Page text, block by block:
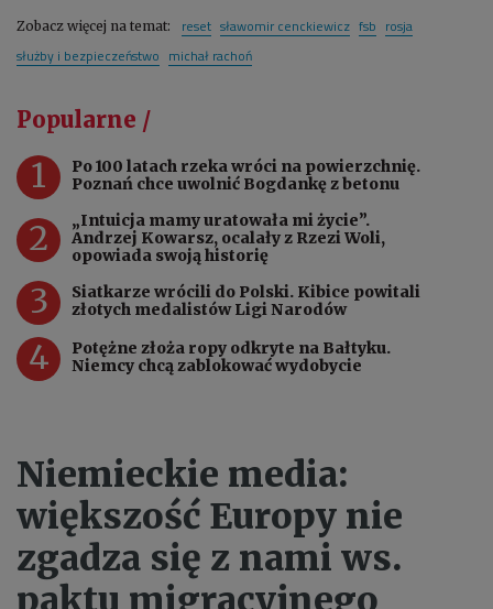
Zobacz więcej na temat: reset sławomir cenckiewicz fsb rosja
służby i bezpieczeństwo michał rachoń
Popularne /
1
Po 100 latach rzeka wróci na powierzchnię.
Poznań chce uwolnić Bogdankę z betonu
2
„Intuicja mamy uratowała mi życie”.
Andrzej Kowarsz, ocalały z Rzezi Woli,
opowiada swoją historię
3
Siatkarze wrócili do Polski. Kibice powitali
złotych medalistów Ligi Narodów
4
Potężne złoża ropy odkryte na Bałtyku.
Niemcy chcą zablokować wydobycie
Niemieckie media:
większość Europy nie
zgadza się z nami ws.
paktu migracyjnego